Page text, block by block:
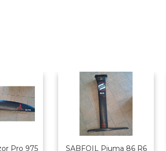
Pro 975
SABFOIL Piuma 86 R6